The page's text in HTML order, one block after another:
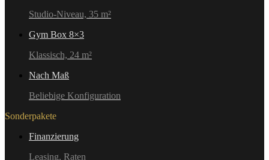
Studio-Niveau, 35 m²
Gym Box 8×3
Klassisch, 24 m²
Nach Maß
Beliebige Konfiguration
Sonderpakete
Finanzierung
Leasing, Raten